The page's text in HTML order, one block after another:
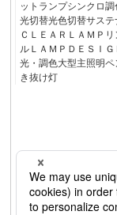
ットランプシンクロ
光切替光色切替サス
ＣＬＥＡＲＬＡＭＰリ
ルＬＡＭＰＤＥＳＩＧ
光・調色大型主照明ペ
き抜け灯